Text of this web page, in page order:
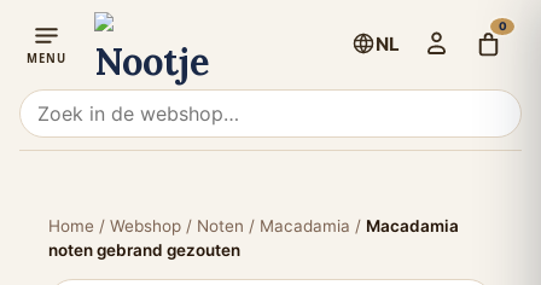
NL
0
Home / Webshop / Noten / Macadamia / Macadamia
noten gebrand gezouten